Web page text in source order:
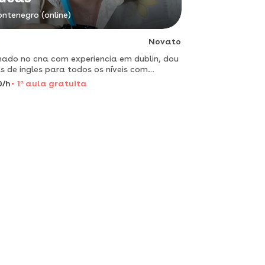
(online)
Novato
no cna com experiencia em dublin, dou
de ingles para todos os níveis com
exclusivo e aulas dinâmicas.
h 1 aaula gratuita